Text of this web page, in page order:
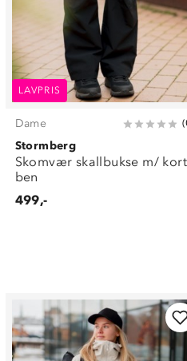
LAVPRIS
Dame (
Stormberg
Skomvær skallbukse m/
ben
499,-